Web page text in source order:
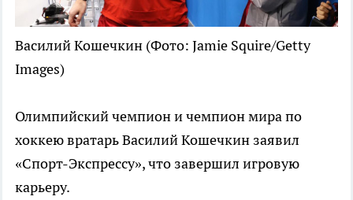
Василий Кошечкин (Фото: Jamie Squire/Getty
Images)
Олимпийский чемпион и чемпион мира по
хоккею вратарь Василий Кошечкин заявил
«Спорт-Экспрессу», что завершил игровую
карьеру.